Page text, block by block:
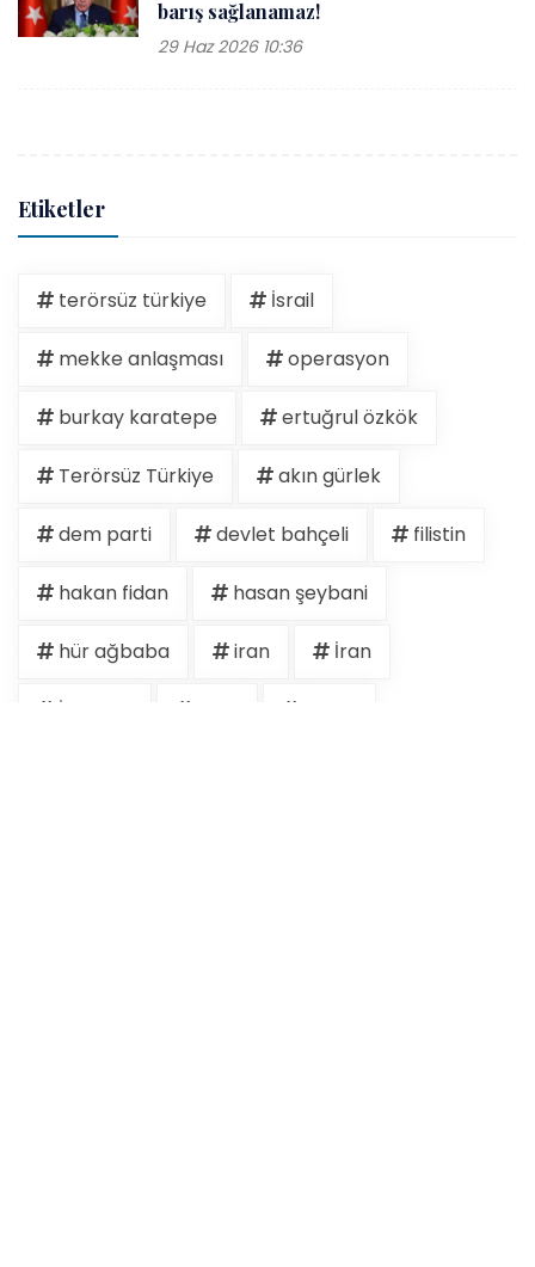
barış sağlanamaz!
29 Haz 2026 10:36
Etiketler
terörsüz türkiye İsrail
mekke anlaşması operasyon
burkay karatepe ertuğrul özkök
Terörsüz Türkiye akın gürlek
dem parti devlet bahçeli filistin
hakan fidan hasan şeybani
hür ağbaba iran İran
İspanya